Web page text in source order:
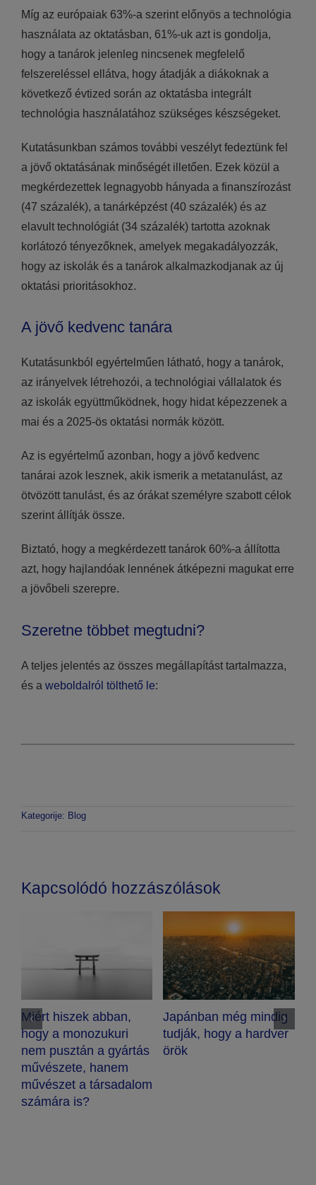
Míg az európaiak 63%-a szerint előnyös a technológia
használata az oktatásban, 61%-uk azt is gondolja,
hogy a tanárok jelenleg nincsenek megfelelő
felszereléssel ellátva, hogy átadják a diákoknak a
következő évtized során az oktatásba integrált
technológia használatához szükséges készségeket.
Kutatásunkban számos további veszélyt fedeztünk fel
a jövő oktatásának minőségét illetően. Ezek közül a
megkérdezettek legnagyobb hányada a finanszírozást
(47 százalék), a tanárképzést (40 százalék) és az
elavult technológiát (34 százalék) tartotta azoknak
korlátozó tényezőknek, amelyek megakadályozzák,
hogy az iskolák és a tanárok alkalmazkodjanak az új
oktatási prioritásokhoz.
A jövő kedvenc tanára
Kutatásunkból egyértelműen látható, hogy a tanárok,
az irányelvek létrehozói, a technológiai vállalatok és
az iskolák együttműködnek, hogy hidat képezzenek a
mai és a 2025-ös oktatási normák között.
Az is egyértelmű azonban, hogy a jövő kedvenc
tanárai azok lesznek, akik ismerik a metatanulást, az
ötvözött tanulást, és az órákat személyre szabott célok
szerint állítják össze.
Biztató, hogy a megkérdezett tanárok 60%-a állította
azt, hogy hajlandóak lennének átképezni magukat erre
a jövőbeli szerepre.
Szeretne többet megtudni?
A teljes jelentés az összes megállapítást tartalmazza,
és a weboldalról tölthető le:
Kategorije: Blog
Kapcsolódó hozzászólások
hiszek abban,
a monozukuri
pusztán a gyártás
hanem
a társadalom
is?
Japánban még mindig
tudják, hogy a hardver
örök
Az okos